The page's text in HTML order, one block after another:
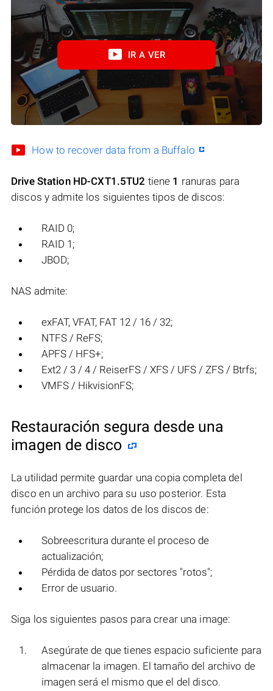
IR A VER
How to recover data from a Buffalo
Drive Station HD-CXT1.5TU2 tiene 1 ranuras para
discos y admite los siguientes tipos de discos:
RAID 0;
RAID 1;
JBOD;
NAS admite:
exFAT, VFAT, FAT 12 / 16 / 32;
NTFS / ReFS;
APFS / HFS+;
Ext2 / 3 / 4 / ReiserFS / XFS / UFS / ZFS / Btrfs;
VMFS / HikvisionFS;
Restauración segura desde una
imagen de disco
La utilidad permite guardar una copia completa del
disco en un archivo para su uso posterior. Esta
función protege los datos de los discos de:
Sobreescritura durante el proceso de
actualización;
Pérdida de datos por sectores "rotos";
Error de usuario.
Siga los siguientes pasos para crear una image:
Asegúrate de que tienes espacio suficiente para
almacenar la imagen. El tamaño del archivo de
imagen será el mismo que el del disco.